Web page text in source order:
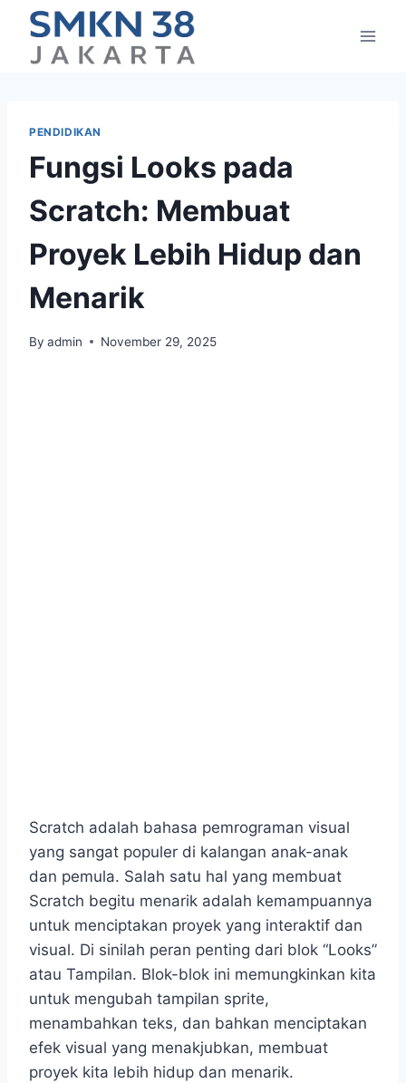
content
PENDIDIKAN
Fungsi Looks pada
Scratch: Membuat
Proyek Lebih Hidup dan
Menarik
By admin November 29, 2025
Scratch adalah bahasa pemrograman visual
yang sangat populer di kalangan anak-anak
dan pemula. Salah satu hal yang membuat
Scratch begitu menarik adalah kemampuannya
untuk menciptakan proyek yang interaktif dan
visual. Di sinilah peran penting dari blok “Looks”
atau Tampilan. Blok-blok ini memungkinkan kita
untuk mengubah tampilan sprite,
menambahkan teks, dan bahkan menciptakan
efek visual yang menakjubkan, membuat
proyek kita lebih hidup dan menarik.